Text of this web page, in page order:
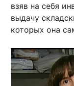
взяв на себя
выдачу
которых она